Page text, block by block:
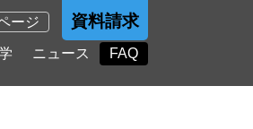
ージ 資料請求
ニュース FAQ